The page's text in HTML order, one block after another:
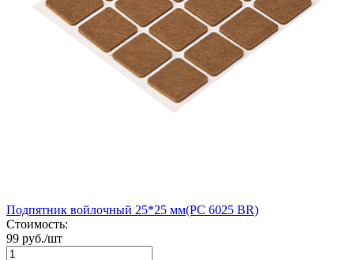
Подпятник войлочный 25*25 мм(PC 6025 BR)
Стоимость:
99 руб./шт